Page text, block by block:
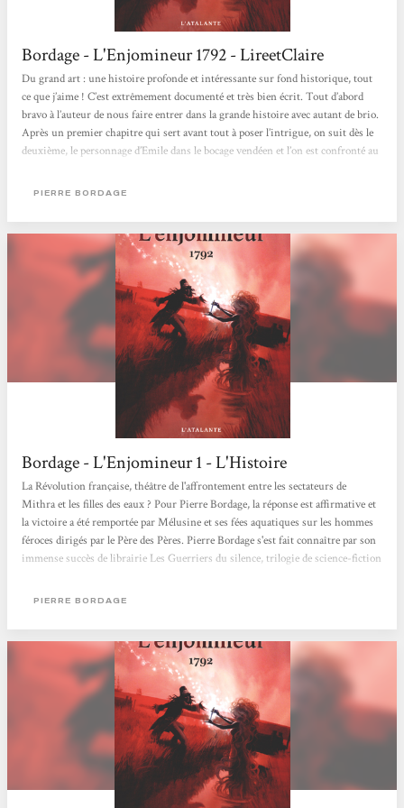
Bordage - L'Enjomineur 1792 - LireetClaire
Du grand art : une histoire profonde et intéressante sur fond historique, tout
ce que j’aime ! C’est extrêmement documenté et très bien écrit. Tout d’abord
bravo à l’auteur de nous faire entrer dans la grande histoire avec autant de brio.
Après un premier chapitre qui sert avant tout à poser l’intrigue, on suit dès le
deuxième, le personnage d’Emile dans le bocage vendéen et l’on est confronté au
sans traduction on pourrait se détourner du récit par paresse....
PIERRE BORDAGE
Bordage - L'Enjomineur 1 - L'Histoire
La Révolution française, théâtre de l'affrontement entre les sectateurs de
Mithra et les filles des eaux ? Pour Pierre Bordage, la réponse est affirmative et
la victoire a été remportée par Mélusine et ses fées aquatiques sur les hommes
féroces dirigés par le Père des Pères. Pierre Bordage s'est fait connaître par son
immense succès de librairie Les Guerriers du silence, trilogie de science-fiction
corrompu. L'oeuvre, considérée comme emblématique du renouveau de la...
PIERRE BORDAGE